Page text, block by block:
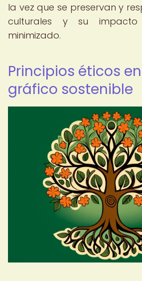
la vez que se preservan y
culturales y su
minimizado.
Principios éticos
gráfico sostenible